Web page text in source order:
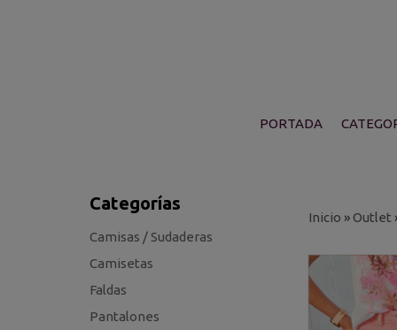
PORTADA
Categorías
Camisas / Sudaderas
Camisetas
Faldas
Pantalones
Inicio » Outlet